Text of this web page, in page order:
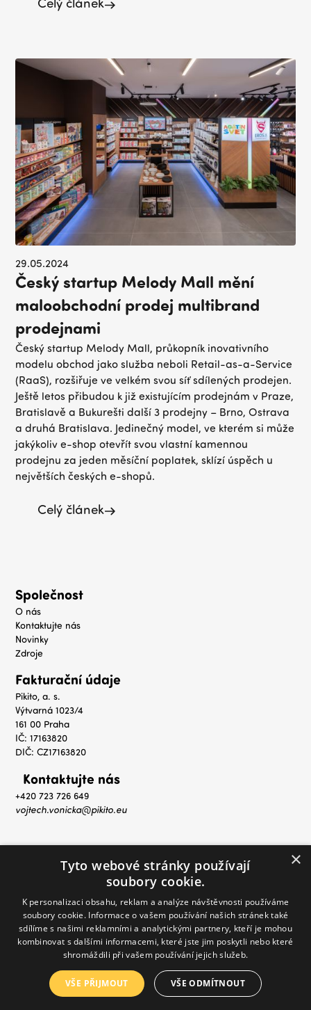
Celý článek
29.05.2024
Český startup Melody Mall mění
maloobchodní prodej multibrand
prodejnami
Český startup Melody Mall, průkopník inovativního
modelu obchod jako služba neboli Retail-as-a-Service
(RaaS), rozšiřuje ve velkém svou síť sdílených prodejen.
Ještě letos přibudou k již existujícím prodejnám v Praze,
Bratislavě a Bukurešti další 3 prodejny – Brno, Ostrava
a druhá Bratislava. Jedinečný model, ve kterém si může
jakýkoliv e-shop otevřít svou vlastní kamennou
prodejnu za jeden měsíční poplatek, sklízí úspěch u
největších českých e-shopů.
Celý článek
Společnost
O nás
Kontaktujte nás
Novinky
Zdroje
Fakturační údaje
Pikito, a. s.
Výtvarná 1023/4
161 00 Praha
IČ: 17163820
DIČ: CZ17163820
Kontaktujte nás
+420 723 726 649
vojtech.vonicka@pikito.eu
Ochrana osobních údajů
×
Tyto webové stránky používají
soubory cookie.
K personalizaci obsahu, reklam a analýze návštěvnosti používáme
soubory cookie. Informace o vašem používání našich stránek také
sdílíme s našimi reklamními a analytickými partnery, kteří je mohou
kombinovat s dalšími informacemi, které jste jim poskytli nebo které
shromáždili při vašem používání jejich služeb.
VŠE PŘIJMOUT VŠE ODMÍTNOUT